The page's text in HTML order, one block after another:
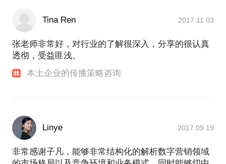
Tina Ren 2017.11.03
张老师非常好，对行业的了解很深入，分享的很认真
透彻，受益匪浅。
本土企业的传播策略咨询
Linye 2017.09.19
非常感谢子凡，能够非常结构化的解析数字营销领域